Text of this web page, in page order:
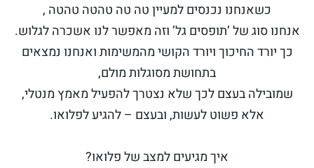
כשאנחנו נכנסים למעיין טה טה טהטה טהטה ,
אנחנו סוג של ‘תופסים גל’ וזה מאפשר לנו אשכרה לגלוש.
כך יורד החיכוך ויורד הקושי מהמשימות ואנחנו נמצאים
בתחושת מסוגלות מולם,
שמובילה בעצם לכך שלא נצטרך להפעיל מאמץ מנטלי,
אלא פשוט לעשות, ובעצם – להגיע לפלואו.
איך מגיעים למצב של פלואו?